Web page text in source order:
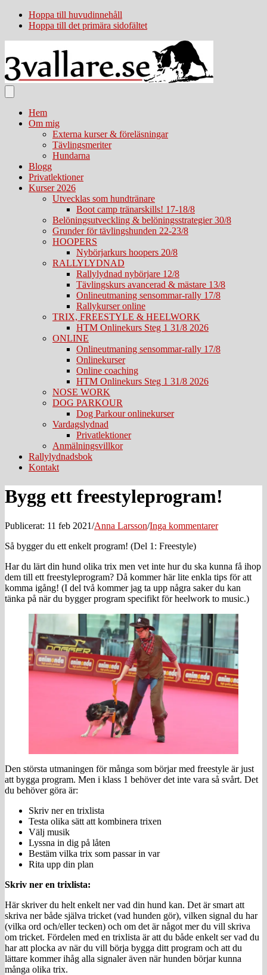
Hoppa till huvudinnehåll
Hoppa till det primära sidofältet
Hem
Om mig
Externa kurser & föreläsningar
Tävlingsmeriter
Hundarna
Blogg
Privatlektioner
Kurser 2026
Utvecklas som hundtränare
Boot camp tränarskills! 17-18/8
Belöningsutveckling & belöningsstrategier 30/8
Grunder för tävlingshunden 22-23/8
HOOPERS
Nybörjarkurs hoopers 20/8
RALLYLYDNAD
Rallylydnad nybörjare 12/8
Tävlingskurs avancerad & mästare 13/8
Onlineutmaning sensommar-rally 17/8
Rallykurser online
TRIX, FREESTYLE & HEELWORK
HTM Onlinekurs Steg 1 31/8 2026
ONLINE
Onlineutmaning sensommar-rally 17/8
Onlinekurser
Online coaching
HTM Onlinekurs Steg 1 31/8 2026
NOSE WORK
DOG PARKOUR
Dog Parkour onlinekurser
Vardagslydnad
Privatlektioner
Anmälningsvillkor
Rallylydnadsbok
Kontakt
Bygg ett freestyleprogram!
Publicerat: 11 feb 2021/Anna Larsson/Inga kommentarer
Så bygger du ett enkelt program! (Del 1: Freestyle)
Har du lärt din hund olika trix men vet inte hur du ska kunna få ihop
dem till ett freestyleprogram? Då kommer här lite enkla tips för att
komma igång! (I del två kommer jag ta upp några saker du kan
tänka på när du bygger program specifikt för heelwork to music.)
Den största utmaningen för många som börjar med freestyle är just
att bygga program. Men i klass 1 behöver det inte vara så svårt. Det
du behöver göra är:
Skriv ner en trixlista
Testa olika sätt att kombinera trixen
Välj musik
Lyssna in dig på låten
Bestäm vilka trix som passar in var
Rita upp din plan
Skriv ner en trixlista:
Här skriver du helt enkelt ner vad din hund kan. Det är smart att
skriva ner både själva tricket (vad hunden gör), vilken signal du har
(vilka ord och/eller tecken) och om det är något mer du vill skriva
om tricket. Fördelen med en trixlista är att du både enkelt ser vad du
har att plocka av när du vill börja bygga ditt program och att du
lättare kommer ihåg alla signaler även när hunden börjar kunna
många olika trix.